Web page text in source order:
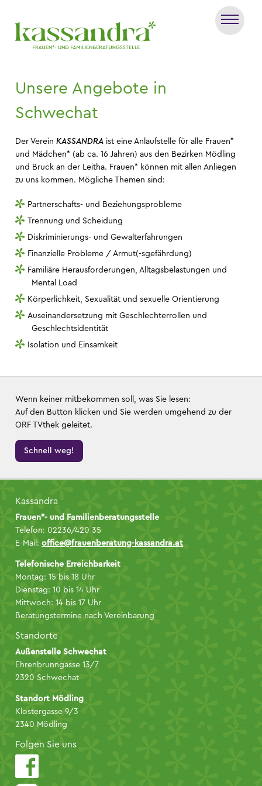
Unsere Angebote in
Schwechat
Der VereinKASSANDRA ist eine Anlaufstelle für alle Frauen*
und Mädchen* (ab ca. 16 Jahren) aus den Bezirken Mödling
und Bruck an der Leitha. Frauen* können mit allen Anliegen
zu uns kommen. Mögliche Themen sind:
Partnerschafts- und Beziehungsprobleme
Trennung und Scheidung
Diskriminierungs- und Gewalterfahrungen
Finanzielle Probleme / Armut(-sgefährdung)
Familiäre Herausforderungen, Alltagsbelastungen und
Mental Load
Körperlichkeit, Sexualität und sexuelle Orientierung
Auseinandersetzung mit Geschlechterrollen und
Geschlechtsidentität
Isolation und Einsamkeit
Wenn keiner mitbekommen soll, was Sie lesen:
Auf den Button klicken und Sie werden umgehend zu der
ORF TVthek geleitet.
Schnell weg!
Kassandra
Frauen*- und Familienberatungsstelle
Telefon: 02236/420 35
E-Mail:office@frauenberatung-kassandra.at
Telefonische Erreichbarkeit
Montag: 15 bis 18 Uhr
Dienstag: 10 bis 14 Uhr
Mittwoch: 14 bis 17 Uhr
Beratungstermine nach Vereinbarung
Standorte
Außenstelle Schwechat
Ehrenbrunngasse 13/7
2320 Schwechat
Standort Mödling
Klostergasse 9/3
2340 Mödling
Folgen Sie uns